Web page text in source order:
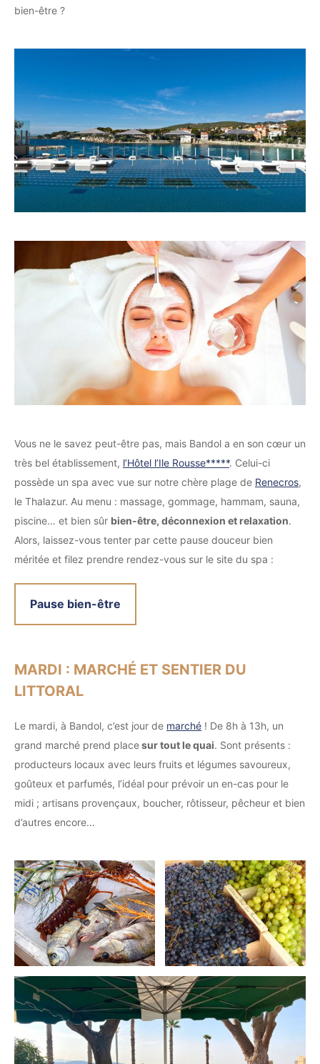
bien-être ?
Vous ne le savez peut-être pas, mais Bandol a en son cœur un
très bel établissement, l’Hôtel l’Ile Rousse*****. Celui-ci
possède un spa avec vue sur notre chère plage de Renecros,
le Thalazur. Au menu : massage, gommage, hammam, sauna,
piscine… et bien sûr bien-être, déconnexion et relaxation.
Alors, laissez-vous tenter par cette pause douceur bien
méritée et filez prendre rendez-vous sur le site du spa :
Pause bien-être
MARDI : MARCHÉ ET SENTIER DU
LITTORAL
Le mardi, à Bandol, c’est jour de marché ! De 8h à 13h, un
grand marché prend placesur tout le quai. Sont présents :
producteurs locaux avec leurs fruits et légumes savoureux,
goûteux et parfumés, l’idéal pour prévoir un en-cas pour le
midi ; artisans provençaux, boucher, rôtisseur, pêcheur et bien
d’autres encore…